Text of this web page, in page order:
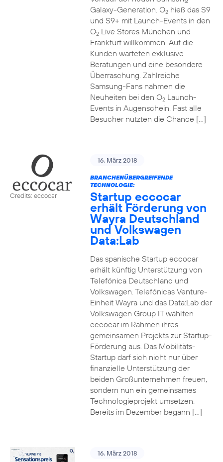
Galaxy-Generation. O2hieß das S9
und S9+ mit Launch-Events in den
O2Live Stores München und
Frankfurt willkommen. Auf die
Kunden warteten exklusive
Beratungen und eine besondere
Überraschung. Zahlreiche
Samsung-Fans nahmen die
Neuheiten bei den O2Launch-
Events in Augenschein. Fast alle
Besucher nutzten die Chance […]
Credits: eccocar
16. März 2018
BRANCHENÜBERGREIFENDE
TECHNOLOGIE:
Startup eccocar
erhält Förderung von
Wayra Deutschland
und Volkswagen
Data:Lab
Das spanische Startup eccocar
erhält künftig Unterstützung von
Telefónica Deutschland und
Volkswagen. Telefónicas Venture-
Einheit Wayra und das Data:Lab der
Volkswagen Group IT wählten
eccocar im Rahmen ihres
gemeinsamen Projekts zur Startup-
Förderung aus. Das Mobilitäts-
Startup darf sich nicht nur über
finanzielle Unterstützung der
beiden Großunternehmen freuen,
sondern nun ein gemeinsames
Technologieprojekt umsetzen.
Bereits im Dezember begann […]
16. März 2018